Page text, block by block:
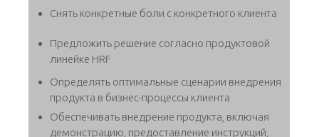
Снять конкретные боли с конкретного клиента
Предложить решение согласно продуктовой
линейке HRF
Определять оптимальные сценарии внедрения
продукта в бизнес-процессы клиента
Обеспечивать внедрение продукта, включая
демонстрацию, предоставление инструкций,